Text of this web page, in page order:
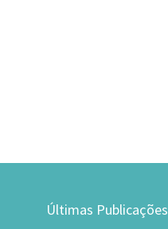
Últimas Publicações